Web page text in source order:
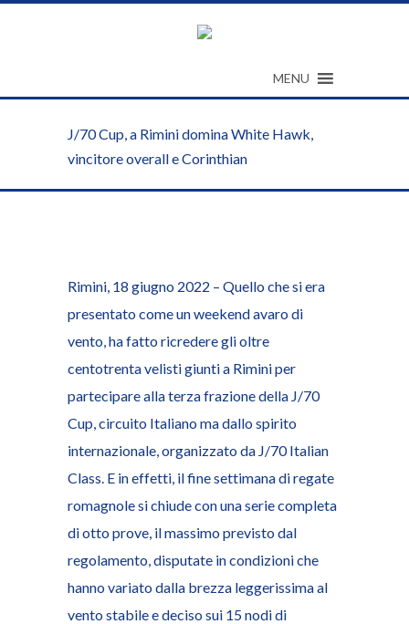
MENU
J/70 Cup, a Rimini domina White Hawk,
vincitore overall e Corinthian
Rimini, 18 giugno 2022 – Quello che si era
presentato come un weekend avaro di
vento, ha fatto ricredere gli oltre
centotrenta velisti giunti a Rimini per
partecipare alla terza frazione della J/70
Cup, circuito Italiano ma dallo spirito
internazionale, organizzato da J/70 Italian
Class. E in effetti, il fine settimana di regate
romagnole si chiude con una serie completa
di otto prove, il massimo previsto dal
regolamento, disputate in condizioni che
hanno variato dalla brezza leggerissima al
vento stabile e deciso sui 15 nodi di